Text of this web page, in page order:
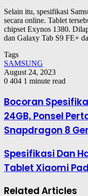
Selain itu, spesifikasi
secara online. Tablet
chipset Exynos 1380.
dan Galaxy Tab S9 FE+
Tags
SAMSUNG
August 24, 2023
0 404 1 minute read
Bocoran
24GB, Ponsel
Snapdragon 8
Spesifikasi Dan
Tablet Xiaomi
Related Articles